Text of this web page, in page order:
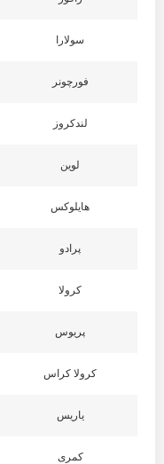
سولارا
فورچونر
لندکروز
لوین
هایلوکس
پرادو
کرولا
پریوس
کرولا کراس
یاریس
کمری